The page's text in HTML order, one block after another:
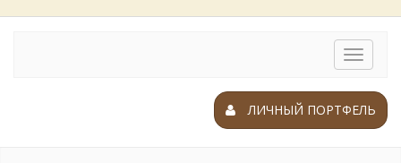
Toggle
ЛИЧНЫЙ ПОРТФЕЛЬ